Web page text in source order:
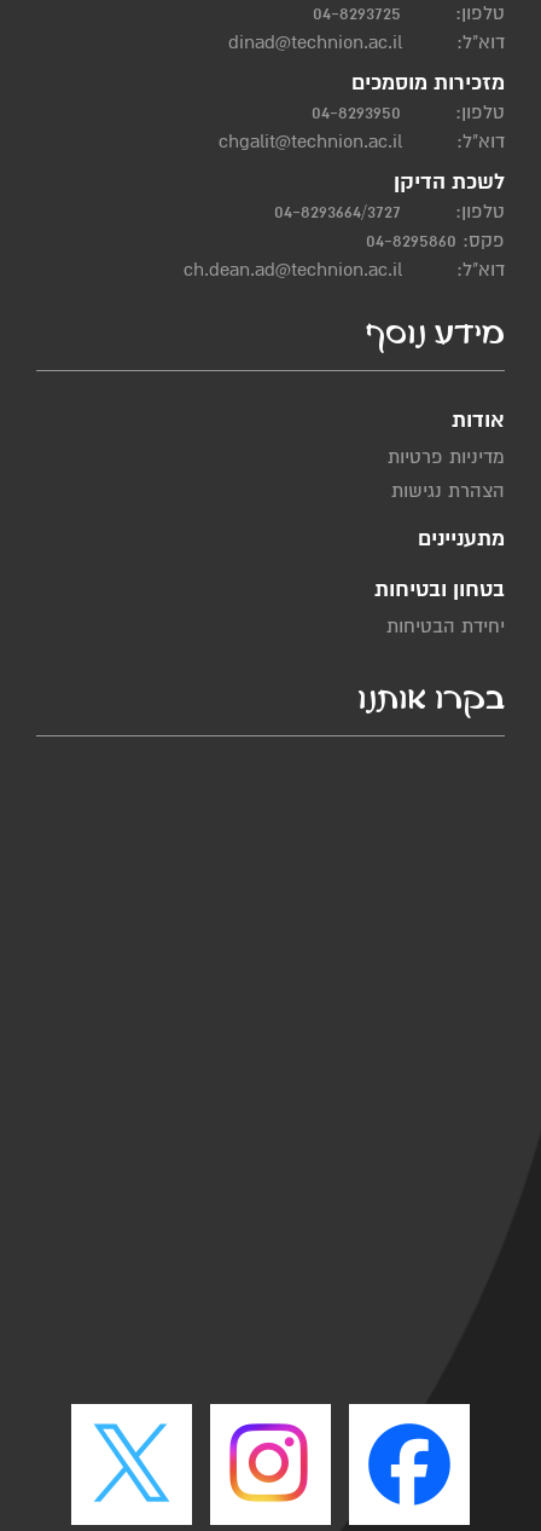
טלפון:
04-8293725
דוא"ל:
dinad@technion.ac.il
מזכירות מוסמכים
טלפון:
04-8293950
דוא"ל:
chgalit@technion.ac.il
לשכת הדיקן
טלפון:
04-8293664/3727
פקס: 04-8295860
דוא"ל:
ch.dean.ad@technion.ac.il
מידע נוסף
אודות
מדיניות פרטיות
הצהרת נגישות
מתעניינים
בטחון ובטיחות
יחידת הבטיחות
בקרו אותנו